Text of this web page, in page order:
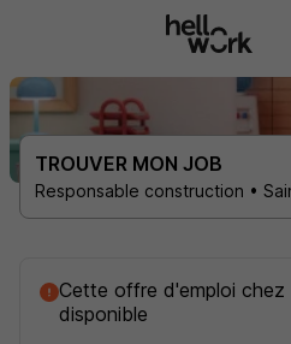
TROUVER MON JOB
Cette offre d'emploi chez
disponible